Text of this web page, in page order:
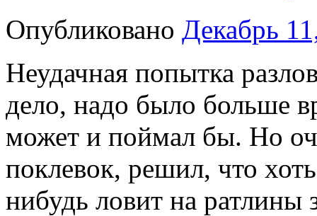
Опубликовано Декабрь
Неудачная попытка
дело, надо было больше
может и поймал бы. Но
поклевок, решил, что
нибудь ловит на